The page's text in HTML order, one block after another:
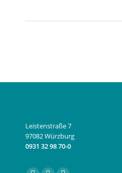
Leistenstraße 7
97082 Würzburg
0931 32 98 70-0